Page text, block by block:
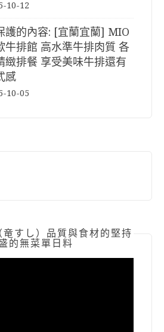
10-12
護的內容: [宜蘭宜蘭] MIO
牛排館 高水準牛排肉質 各
緻排餐 享受美味牛排還有
感
10-05
すし）品質與食材的堅持
的無菜單日料